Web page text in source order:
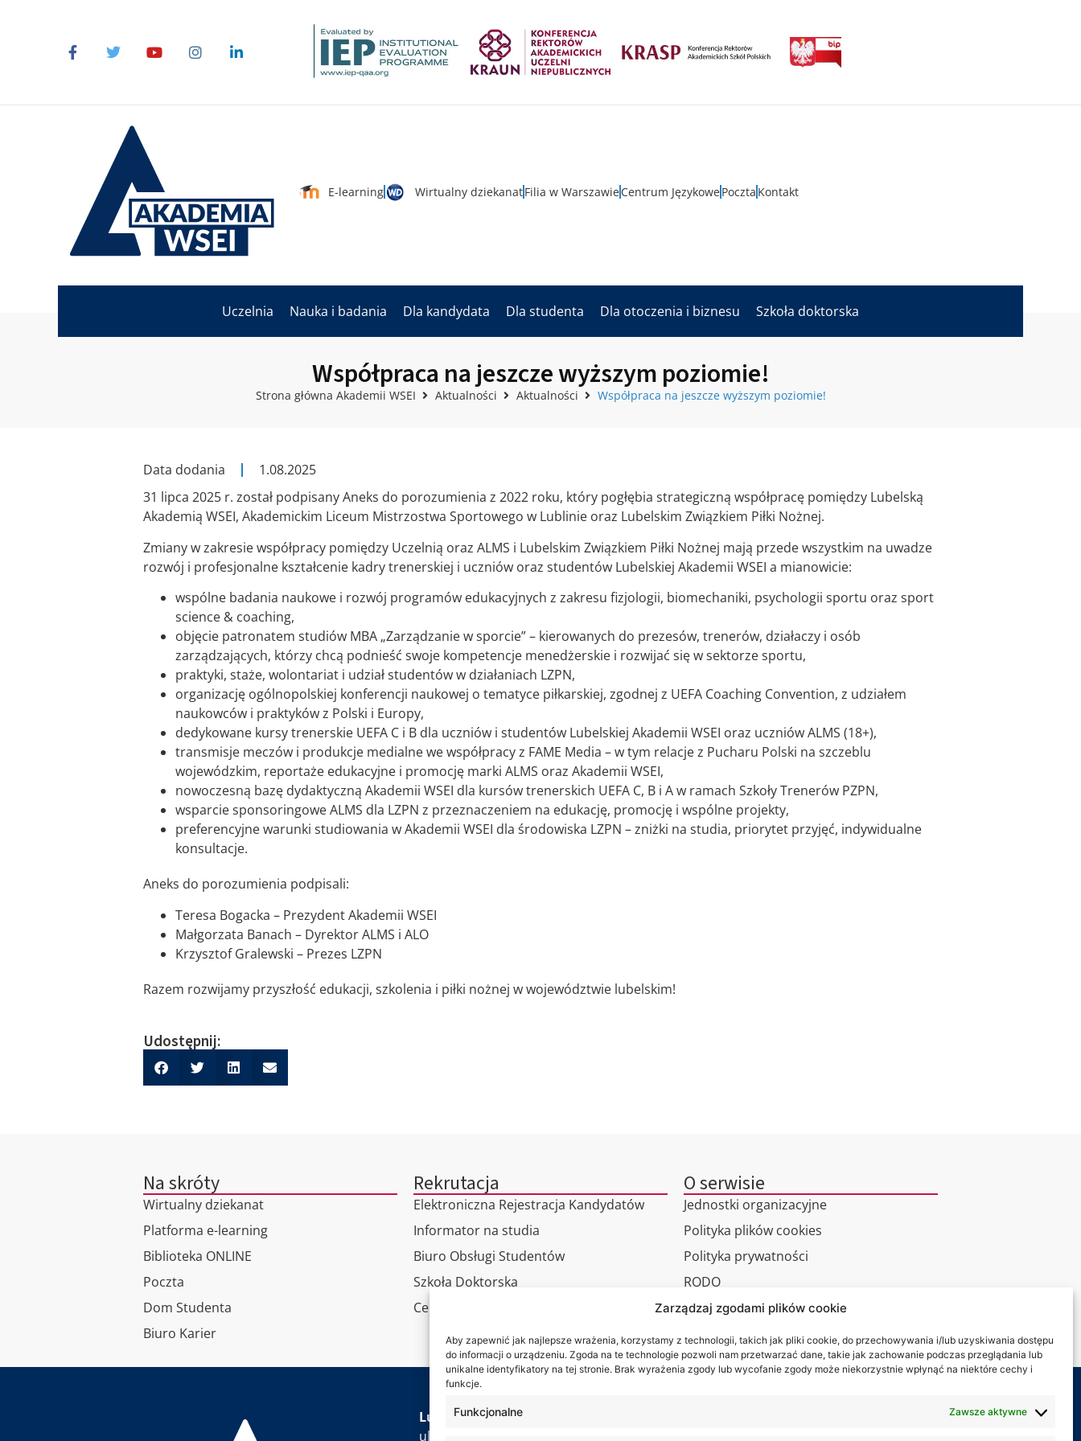
Zarządzaj zgodami plików cookie
Aby zapewnić jak najlepsze wrażenia, korzystamy z technologii, takich jak pliki cookie, do przechowywania i/lub uzyskiwania dostępu
do informacji o urządzeniu. Zgoda na te technologie pozwoli nam przetwarzać dane, takie jak zachowanie podczas przeglądania lub
unikalne identyfikatory na tej stronie. Brak wyrażenia zgody lub wycofanie zgody może niekorzystnie wpłynąć na niektóre cechy i
funkcje.
Funkcjonalne Zawsze aktywne
E-learning Wirtualny dziekanatFilia w WarszawieCentrum JęzykowePoczta Kontakt
Uczelnia Nauka i badania Dla kandydata Dla studenta Dla otoczenia i biznesu Szkoła doktorska
Współpraca na jeszcze wyższym poziomie!
Strona główna Akademii WSEI Aktualności Aktualności Współpraca na jeszcze wyższym poziomie!
Data dodania
1.08.2025
31 lipca 2025 r. został podpisany Aneks do porozumienia z 2022 roku, który pogłębia strategiczną współpracę pomiędzy Lubelską
Akademią WSEI, Akademickim Liceum Mistrzostwa Sportowego w Lublinie oraz Lubelskim Związkiem Piłki Nożnej.
Zmiany w zakresie współpracy pomiędzy Uczelnią oraz ALMS i Lubelskim Związkiem Piłki Nożnej mają przede wszystkim na uwadze
rozwój i profesjonalne kształcenie kadry trenerskiej i uczniów oraz studentów Lubelskiej Akademii WSEI a mianowicie:
wspólne badania naukowe i rozwój programów edukacyjnych z zakresu fizjologii, biomechaniki, psychologii sportu oraz sport
science & coaching,
objęcie patronatem studiów MBA „Zarządzanie w sporcie” – kierowanych do prezesów, trenerów, działaczy i osób
zarządzających, którzy chcą podnieść swoje kompetencje menedżerskie i rozwijać się w sektorze sportu,
praktyki, staże, wolontariat i udział studentów w działaniach LZPN,
organizację ogólnopolskiej konferencji naukowej o tematyce piłkarskiej, zgodnej z UEFA Coaching Convention, z udziałem
naukowców i praktyków z Polski i Europy,
dedykowane kursy trenerskie UEFA C i B dla uczniów i studentów Lubelskiej Akademii WSEI oraz uczniów ALMS (18+),
transmisje meczów i produkcje medialne we współpracy z FAME Media – w tym relacje z Pucharu Polski na szczeblu
wojewódzkim, reportaże edukacyjne i promocję marki ALMS oraz Akademii WSEI,
nowoczesną bazę dydaktyczną Akademii WSEI dla kursów trenerskich UEFA C, B i A w ramach Szkoły Trenerów PZPN,
wsparcie sponsoringowe ALMS dla LZPN z przeznaczeniem na edukację, promocję i wspólne projekty,
preferencyjne warunki studiowania w Akademii WSEI dla środowiska LZPN – zniżki na studia, priorytet przyjęć, indywidualne
konsultacje.
Aneks do porozumienia podpisali:
Teresa Bogacka – Prezydent Akademii WSEI
Małgorzata Banach – Dyrektor ALMS i ALO
Krzysztof Gralewski – Prezes LZPN
Razem rozwijamy przyszłość edukacji, szkolenia i piłki nożnej w województwie lubelskim!
Udostępnij:
Na skróty
Wirtualny dziekanat
Platforma e-learning
Biblioteka ONLINE
Poczta
Dom Studenta
Biuro Karier
Rekrutacja
Elektroniczna Rejestracja Kandydatów
Informator na studia
Biuro Obsługi Studentów
Szkoła Doktorska
Centrum Studiów Podyplomowych
O serwisie
Jednostki organizacyjne
Polityka plików cookies
Polityka prywatności
RODO
Wirtualny spacer
Kontakt
Lubelska Akademia WSEI
ul. Projektowa 4